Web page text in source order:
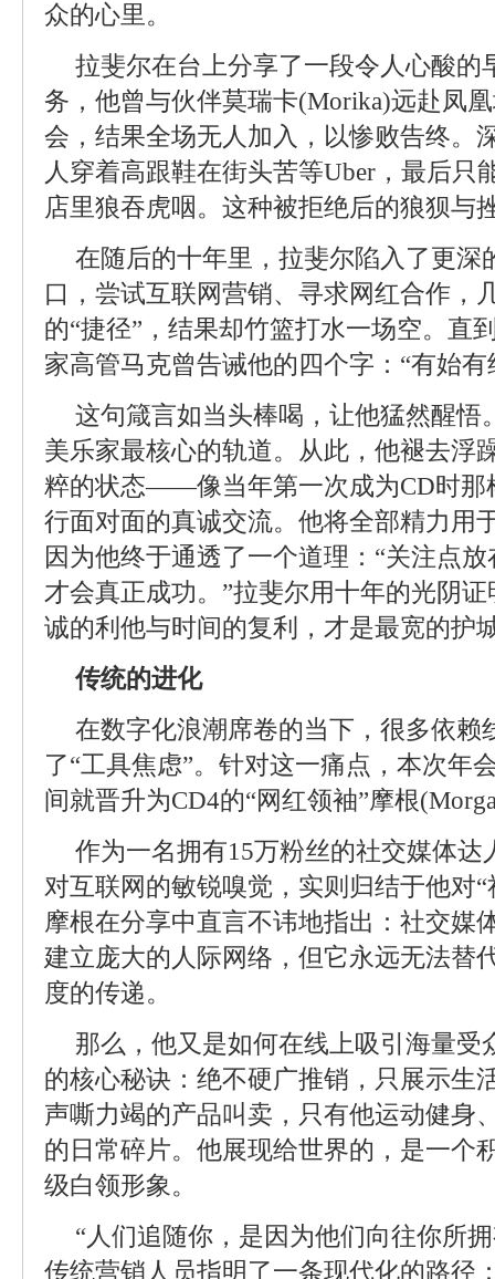
众的心里。
拉斐尔在台上分享了一段令人心酸的
务，他曾与伙伴莫瑞卡(Morika)远赴凤
会，结果全场无人加入，以惨败告终。
人穿着高跟鞋在街头苦等Uber，最后只
店里狼吞虎咽。这种被拒绝后的狼狈与
在随后的十年里，拉斐尔陷入了更深
口，尝试互联网营销、寻求网红合作，
的“捷径”，结果却竹篮打水一场空。直
家高管马克曾告诫他的四个字：“有始有
这句箴言如当头棒喝，让他猛然醒悟
美乐家最核心的轨道。从此，他褪去浮
粹的状态——像当年第一次成为CD时那
行面对面的真诚交流。他将全部精力用
因为他终于通透了一个道理：“关注点
才会真正成功。”拉斐尔用十年的光阴
诚的利他与时间的复利，才是最宽的护
传统的进化
在数字化浪潮席卷的当下，很多依赖
了“工具焦虑”。针对这一痛点，本次年
间就晋升为CD4的“网红领袖”摩根
作为一名拥有15万粉丝的社交媒体达
对互联网的敏锐嗅觉，实则归结于他对
摩根在分享中直言不讳地指出：社交媒
建立庞大的人际网络，但它永远无法替
度的传递。
那么，他又是如何在线上吸引海量受
的核心秘诀：绝不硬广推销，只展示生
声嘶力竭的产品叫卖，只有他运动健身
的日常碎片。他展现给世界的，是一个
级白领形象。
“人们追随你，是因为他们向往你所
传统营销人员指明了一条现代化的路径